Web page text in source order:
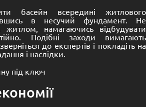
басейн всередині житлового
в несучий фундамент. Не
житлом, намагаючись відбудувати
Подібні заходи вимагають
до експертів і покладіть на
і наслідки.